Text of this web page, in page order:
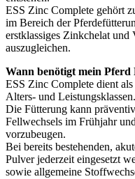
ESS Zinc Complete gehört
im Bereich der
erstklassiges Zinkchelat
auszugleichen.
Wann benötigt mein Pferd
ESS Zinc Complete dient
Alters- und Leistungsklassen.
Die Fütterung kann
Fellwechsels im Frühjahr
vorzubeugen.
Bei bereits bestehenden,
Pulver jederzeit eingesetzt
sowie allgemeine